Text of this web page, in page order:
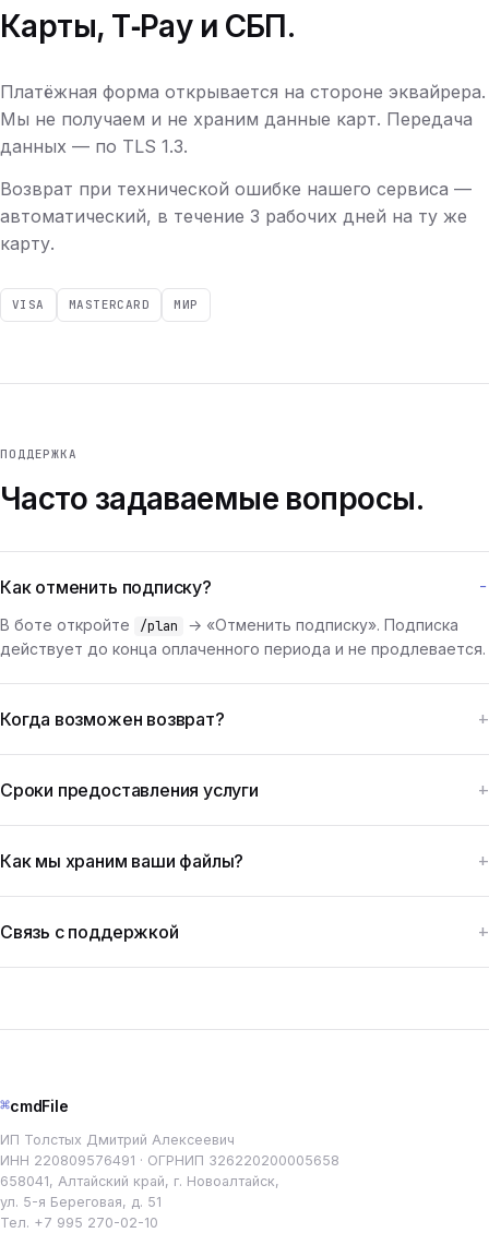
Карты, T‑Pay и СБП.
Платёжная форма открывается на стороне эквайрера.
Мы не получаем и не храним данные карт. Передача
данных — по TLS 1.3.
Возврат при технической ошибке нашего сервиса —
автоматический, в течение 3 рабочих дней на ту же
карту.
VISA MASTERCARD МИР
ПОДДЕРЖКА
Часто задаваемые вопросы.
Как отменить подписку?
В боте откройте /plan
→ «Отменить подписку». Подписка
действует до конца оплаченного периода и не продлевается.
Когда возможен возврат?
Сроки предоставления услуги
Как мы храним ваши файлы?
Связь с поддержкой
⌘cmdFile
ИП Толстых Дмитрий Алексеевич
ИНН 220809576491 · ОГРНИП 326220200005658
658041, Алтайский край, г. Новоалтайск,
ул. 5-я Береговая, д. 51
Тел. +7 995 270-02-10